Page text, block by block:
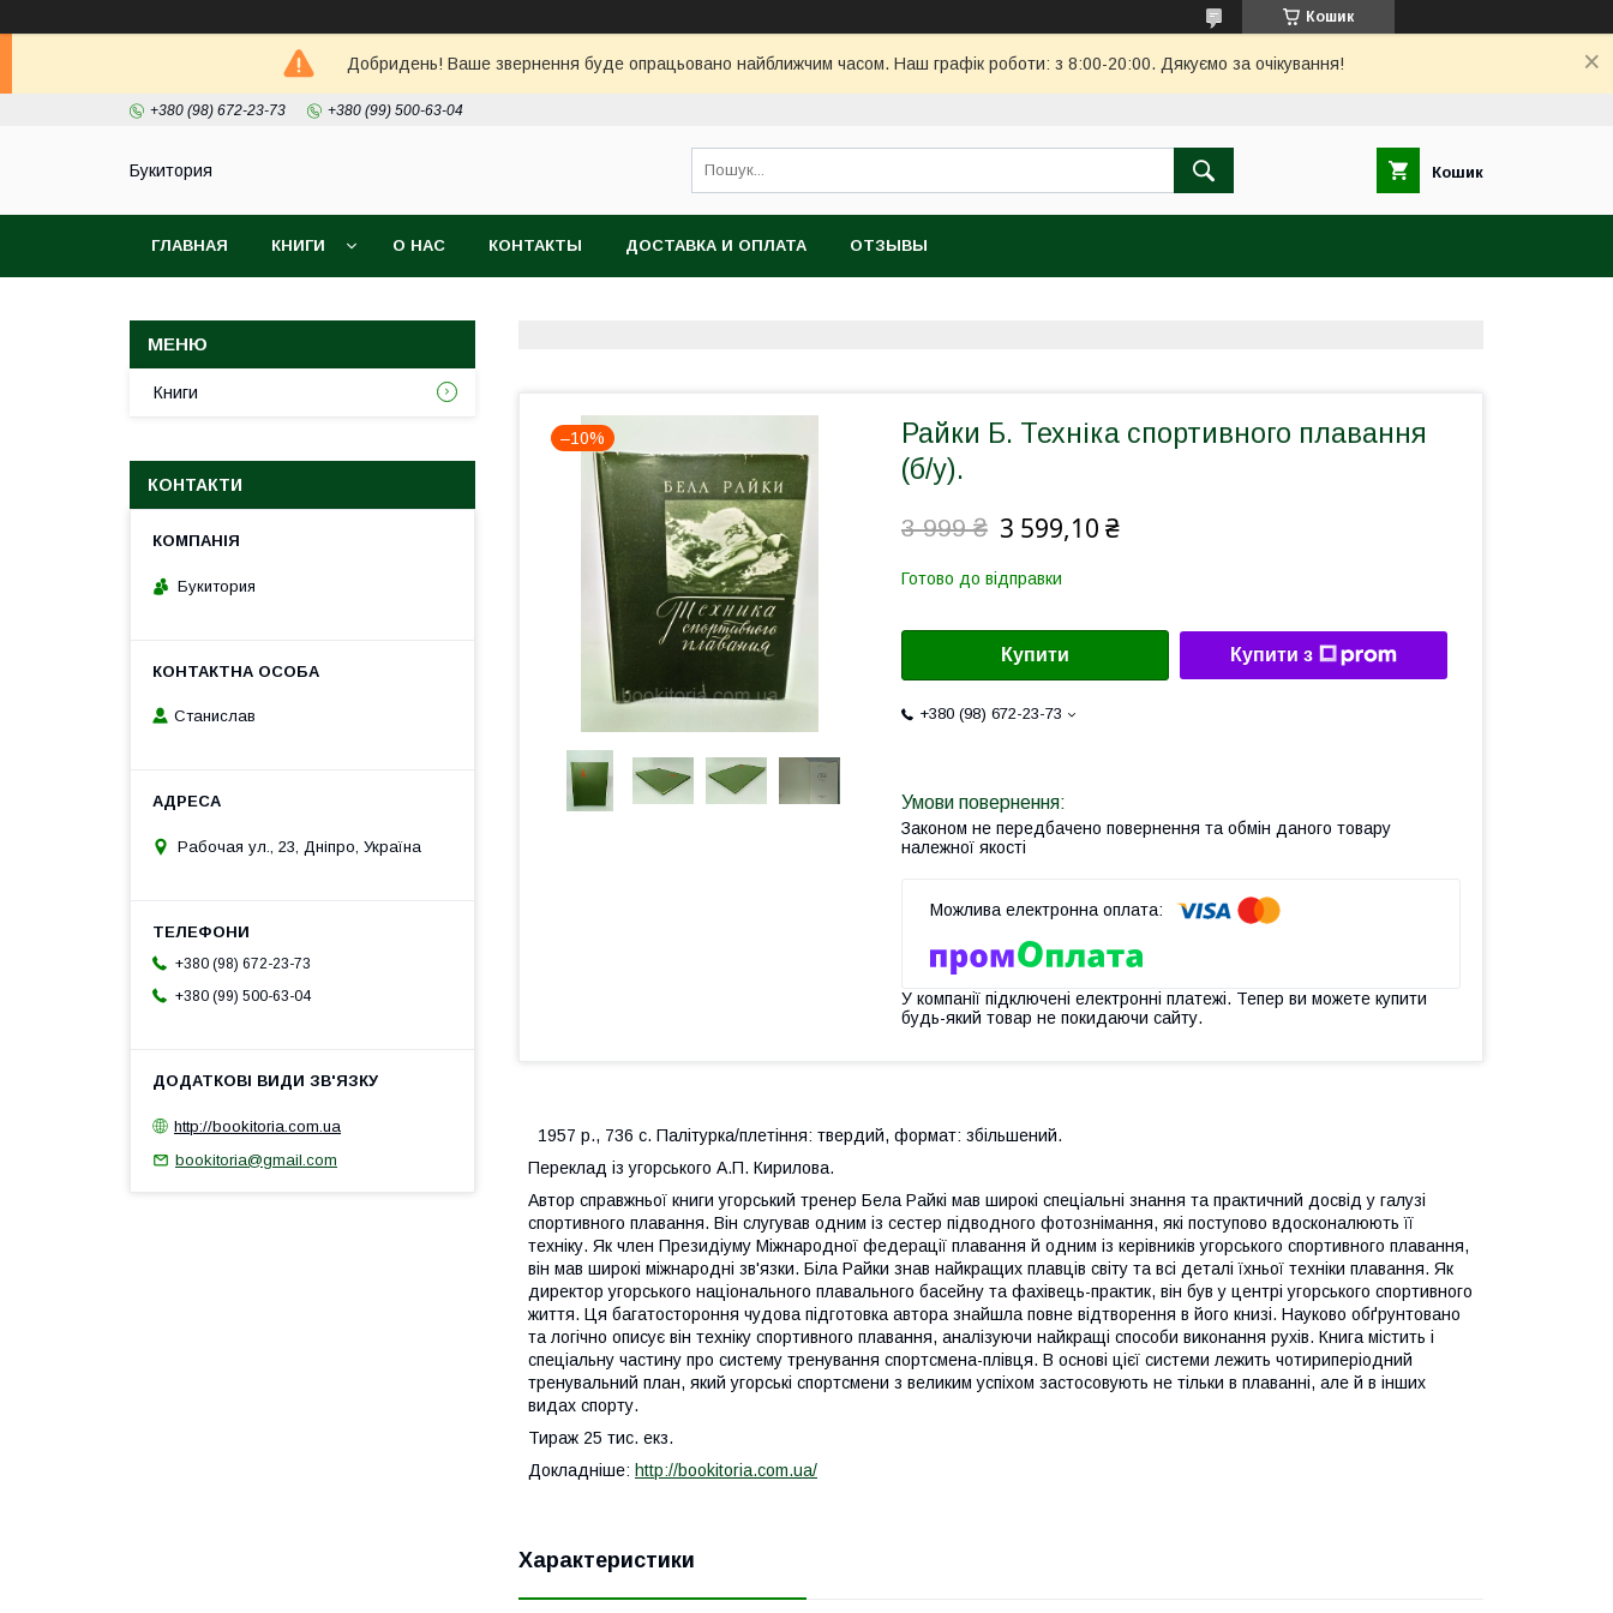
Кошик
Добридень! Ваше звернення буде опрацьовано найближчим часом. Наш графік роботи: з 8:00-20:00. Дякуємо за очікування!
+380 (98) 672-23-73 +380 (99) 500-63-04
Букитория Кошик
ГЛАВНАЯ КНИГИ О НАС КОНТАКТЫ ДОСТАВКА И ОПЛАТА ОТЗЫВЫ
–10%
Райки Б. Техніка спортивного плавання
(б/у).
3 999 ₴ 3 599,10 ₴
Готово до відправки
Купити Купити з
+380 (98) 672-23-73
Законом не передбачено повернення та обмін даного товару
належної якості
У компанії підключені електронні платежі. Тепер ви можете купити
будь-який товар не покидаючи сайту.
1957 р., 736 с. Палітурка/плетіння: твердий, формат: збільшений.
Переклад із угорського А.П. Кирилова.
Автор справжньої книги угорський тренер Бела Райкі мав широкі спеціальні знання та практичний досвід у галузі
спортивного плавання. Він слугував одним із сестер підводного фотознімання, які поступово вдосконалюють її
техніку. Як член Президіуму Міжнародної федерації плавання й одним із керівників угорського спортивного плавання,
він мав широкі міжнародні зв'язки. Біла Райки знав найкращих плавців світу та всі деталі їхньої техніки плавання. Як
директор угорського національного плавального басейну та фахівець-практик, він був у центрі угорського спортивного
життя. Ця багатостороння чудова підготовка автора знайшла повне відтворення в його книзі. Науково обґрунтовано
та логічно описує він техніку спортивного плавання, аналізуючи найкращі способи виконання рухів. Книга містить і
спеціальну частину про систему тренування спортсмена-плівця. В основі цієї системи лежить чотириперіодний
тренувальний план, який угорські спортсмени з великим успіхом застосовують не тільки в плаванні, але й в інших
видах спорту.
Тираж 25 тис. екз.
Докладніше: http://bookitoria.com.ua/
Характеристики
Книги
КОНТАКТИ
Букитория
Станислав
Рабочая ул., 23, Дніпро, Україна
+380 (98) 672-23-73
+380 (99) 500-63-04
http://bookitoria.com.ua
bookitoria@gmail.com